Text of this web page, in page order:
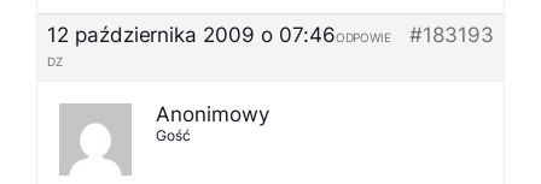
12 października 2009 o 07:46
#183193
ODPOWIE
DZ
Anonimowy
Gość